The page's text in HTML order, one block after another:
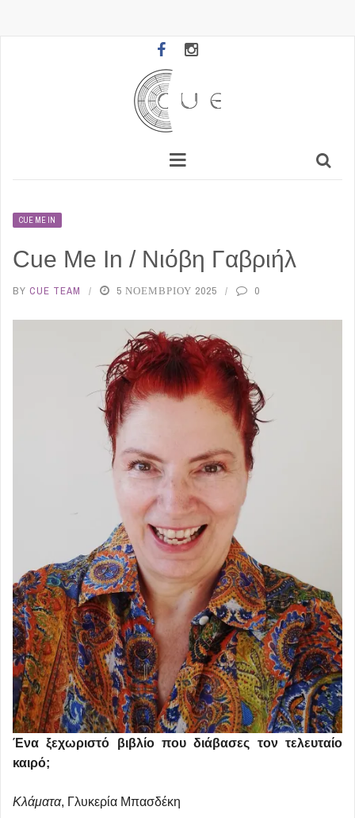
CUE ME IN
Cue Me In / Νιόβη Γαβριήλ
BY CUE TEAM 5 ΝΟΕΜΒΡΊΟΥ 2025 0
Ένα ξεχωριστό βιβλίο που διάβασες τον τελευταίο
καιρό;
Κλάματα, Γλυκερία Μπασδέκη